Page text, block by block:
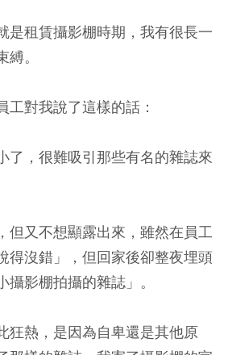
是租賃攝影棚時期，我有很長一
。
工對我說了這樣的話：
了，很難吸引那些有名的雜誌來
但又不想顯露出來，雖然在員工
得沒錯」，但回家後卻整夜埋頭
影棚拍攝的雜誌」。
狂熱，是因為自卑還是其他原